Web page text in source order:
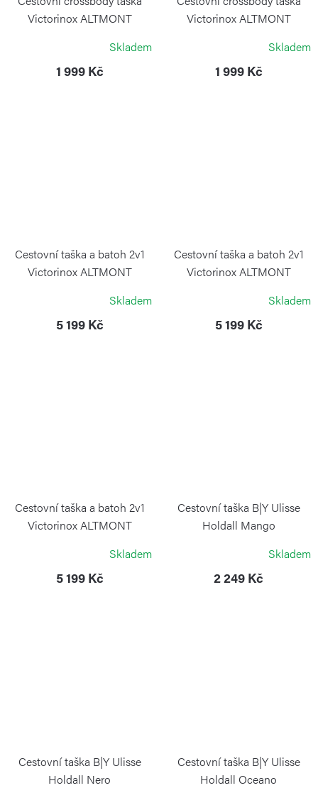
Victorinox ALTMONT
Skladem
1 999 Kč
Victorinox ALTMONT
Skladem
1 999 Kč
Cestovní taška a batoh 2v1
Victorinox ALTMONT
Skladem
5 199 Kč
Cestovní taška a batoh 2v1
Victorinox ALTMONT
Skladem
5 199 Kč
Cestovní taška a batoh 2v1
Victorinox ALTMONT
Skladem
5 199 Kč
Cestovní taška B|Y Ulisse
Holdall Mango
Skladem
2 249 Kč
Cestovní taška B|Y Ulisse
Holdall Nero
Cestovní taška B|Y Ulisse
Holdall Oceano